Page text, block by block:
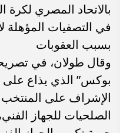
بالاتحاد المصري
في التصفيات المؤهلة
بسبب العقوبات
وقال طولان، في
الإشراف على المنتخب
الصلحيات للجهاز